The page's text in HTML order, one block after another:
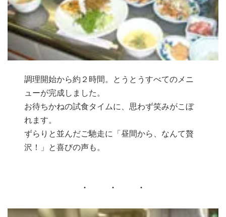
調理開始から約２時間。とうとうすべてのメニ
ューが完成しました。
お待ちかねの試食タイムに、思わず笑みがこぼ
れます。
ずらりと並んだご馳走に「昼間から、なんて贅
沢！」と喜びの声も。